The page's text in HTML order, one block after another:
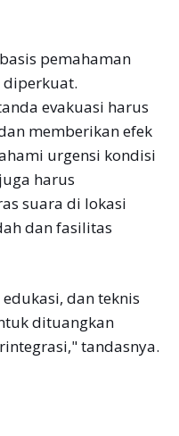
pemahaman
evakuasi harus
memberikan efek
urgensi kondisi
harus
suara di lokasi
dan fasilitas
dan teknis
dituangkan
tandasnya.